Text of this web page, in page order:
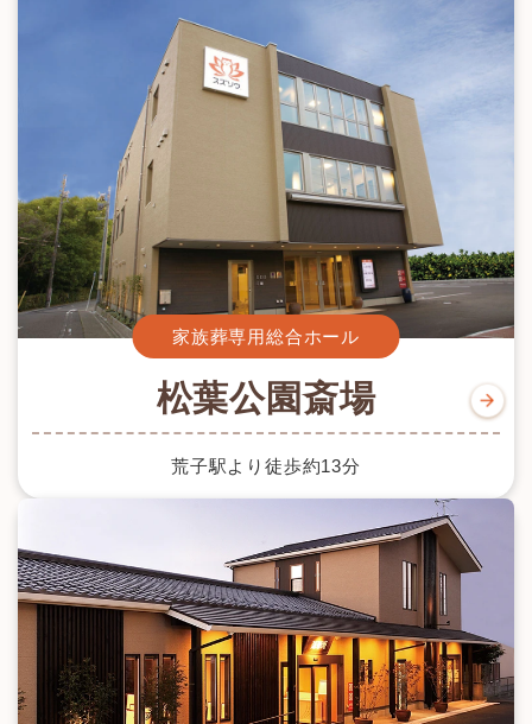
家族葬専用総合ホール
松葉公園斎場
荒子駅より徒歩約13分